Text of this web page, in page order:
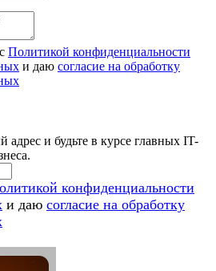
Политикой конфиденциальности
и даю согласие на обработку
адрес и будьте в курсе главных IT-
конфиденциальности
и даю согласие на обработку